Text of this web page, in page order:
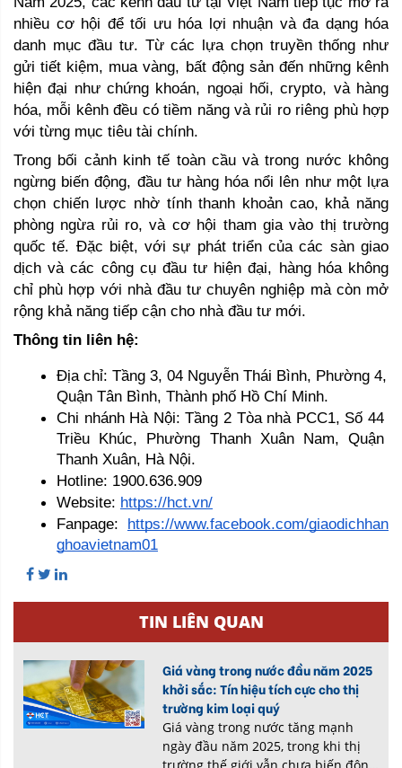
nhiều cơ hội để tối ưu hóa lợi nhuận và đa dạng hóa
danh mục đầu tư. Từ các lựa chọn truyền thống như
gửi tiết kiệm, mua vàng, bất động sản đến những kênh
hiện đại như chứng khoán, ngoại hối, crypto, và hàng
hóa, mỗi kênh đều có tiềm năng và rủi ro riêng phù hợp
với từng mục tiêu tài chính.
Trong bối cảnh kinh tế toàn cầu và trong nước không
ngừng biến động, đầu tư hàng hóa nổi lên như một lựa
chọn chiến lược nhờ tính thanh khoản cao, khả năng
phòng ngừa rủi ro, và cơ hội tham gia vào thị trường
quốc tế. Đặc biệt, với sự phát triển của các sàn giao
dịch và các công cụ đầu tư hiện đại, hàng hóa không
chỉ phù hợp với nhà đầu tư chuyên nghiệp mà còn mở
rộng khả năng tiếp cận cho nhà đầu tư mới.
Thông tin liên hệ:
Địa chỉ: Tầng 3, 04 Nguyễn Thái Bình, Phường 4,
Quận Tân Bình, Thành phố Hồ Chí Minh.
Chi nhánh Hà Nội: Tầng 2 Tòa nhà PCC1, Số 44
Triều Khúc, Phường Thanh Xuân Nam, Quận
Thanh Xuân, Hà Nội.
Hotline: 1900.636.909
Website: https://hct.vn/
Fanpage: https://www.facebook.com/giaodichhan
ghoavietnam01
TIN LIÊN QUAN
Giá vàng trong nước đầu năm 2025
khởi sắc: Tín hiệu tích cực cho thị
trường kim loại quý
Giá vàng trong nước tăng mạnh
ngày đầu năm 2025, trong khi thị